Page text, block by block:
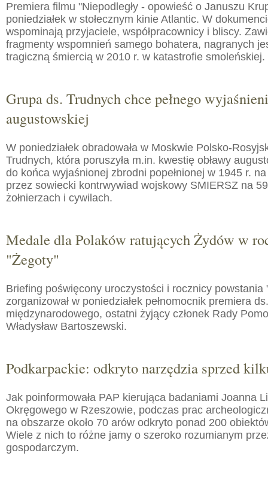
Premiera filmu "Niepodległy - opowieść o Januszu
poniedziałek w stołecznym kinie Atlantic. W
wspominają przyjaciele, współpracownicy i bliscy.
fragmenty wspomnień samego bohatera, nagranych
tragiczną śmiercią w 2010 r. w katastrofie smoleńskiej.
Grupa ds. Trudnych chce pełnego
augustowskiej
W poniedziałek obradowała w Moskwie Polsko-
Trudnych, która poruszyła m.in. kwestię obławy
do końca wyjaśnionej zbrodni popełnionej w 1945 r.
przez sowiecki kontrwywiad wojskowy SMIERSZ na
żołnierzach i cywilach.
Medale dla Polaków ratujących Żydów w
"Żegoty"
Briefing poświęcony uroczystości i rocznicy powstania
zorganizował w poniedziałek pełnomocnik premiera
międzynarodowego, ostatni żyjący członek Rady
Władysław Bartoszewski.
Podkarpackie: odkryto narzędzia sprzed
Jak poinformowała PAP kierująca badaniami Joanna
Okręgowego w Rzeszowie, podczas prac
na obszarze około 70 arów odkryto ponad 200
Wiele z nich to różne jamy o szeroko rozumianym
gospodarczym.